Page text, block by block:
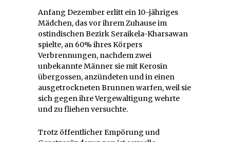
Anfang Dezember erlitt ein 10-jähriges
Mädchen, das vor ihrem Zuhause im
ostindischen Bezirk Seraikela-Kharsawan
spielte, an 60% ihres Körpers
Verbrennungen, nachdem zwei
unbekannte Männer sie mit Kerosin
übergossen, anzündeten und in einen
ausgetrockneten Brunnen warfen, weil sie
sich gegen ihre Vergewaltigung wehrte
und zu fliehen versuchte.
Trotz öffentlicher Empörung und